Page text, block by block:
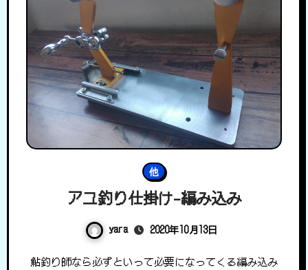
他
アユ釣り仕掛け-編み込み
yara 2020年10月13日
鮎釣り師なら必ずといって必要になってくる編み込み